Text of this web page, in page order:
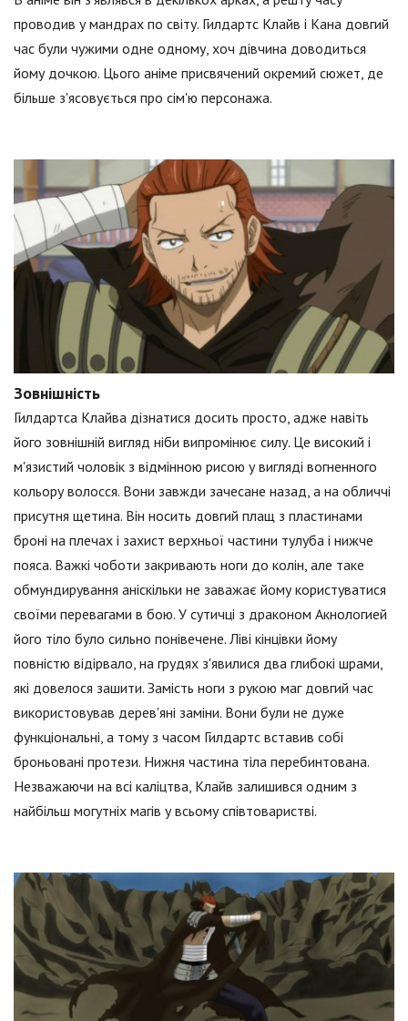
проводив у мандрах по світу. Гилдартс Клайв і Кана довгий
час були чужими одне одному, хоч дівчина доводиться
йому дочкою. Цього аніме присвячений окремий сюжет, де
більше з'ясовується про сім'ю персонажа.
Зовнішність
Гилдартса Клайва дізнатися досить просто, адже навіть
його зовнішній вигляд ніби випромінює силу. Це високий і
м'язистий чоловік з відмінною рисою у вигляді вогненного
кольору волосся. Вони завжди зачесане назад, а на обличчі
присутня щетина. Він носить довгий плащ з пластинами
броні на плечах і захист верхньої частини тулуба і нижче
пояса. Важкі чоботи закривають ноги до колін, але таке
обмундирування аніскільки не заважає йому користуватися
своїми перевагами в бою. У сутичці з драконом Акнологией
його тіло було сильно понівечене. Ліві кінцівки йому
повністю відірвало, на грудях з'явилися два глибокі шрами,
які довелося зашити. Замість ноги з рукою маг довгий час
використовував дерев'яні заміни. Вони були не дуже
функціональні, а тому з часом Гилдартс вставив собі
броньовані протези. Нижня частина тіла перебинтована.
Незважаючи на всі каліцтва, Клайв залишився одним з
найбільш могутніх магів у всьому співтоваристві.